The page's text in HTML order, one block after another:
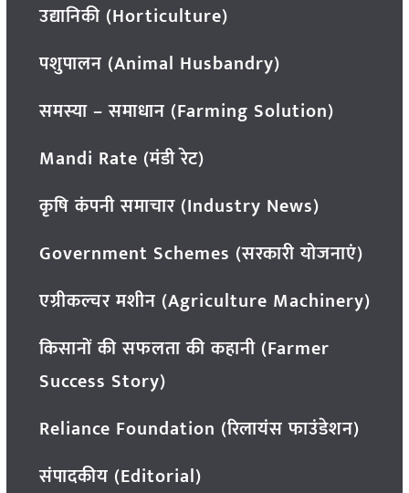
उद्यानिकी (Horticulture)
पशुपालन (Animal Husbandry)
समस्या – समाधान (Farming Solution)
Mandi Rate (मंडी रेट)
कृषि कंपनी समाचार (Industry News)
Government Schemes (सरकारी योजनाएं)
एग्रीकल्चर मशीन (Agriculture Machinery)
किसानों की सफलता की कहानी (Farmer
Success Story)
Reliance Foundation (रिलायंस फाउंडेशन)
संपादकीय (Editorial)